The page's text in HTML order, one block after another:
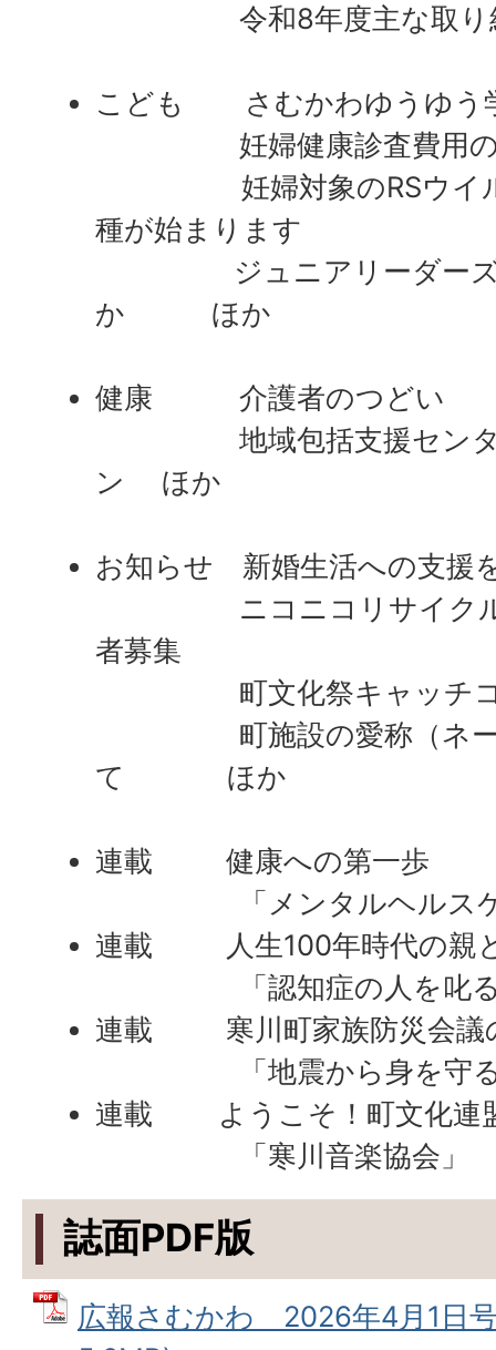
令和8年度主な取
こども さむかわゆうゆう
妊婦健康診査費用の助
妊婦対象のRSウイル
種が始まります
ジュニアリーダーズク
か ほか
健康 介護者のつどい
地域包括支援センター
ン ほか
お知らせ 新婚生活への支援
ニコニコリサイクルフ
者募集
町文化祭キャッチコ
町施設の愛称（ネーミ
て ほか
連載 健康への第一歩
「メンタルヘルスケ
連載 人生100年時代の親
「認知症の人を叱る
連載 寒川町家族防災会議
「地震から身を守るた
連載 ようこそ！町文化連
「寒川音楽協会」
誌面PDF版
広報さむかわ 2026年4月1日